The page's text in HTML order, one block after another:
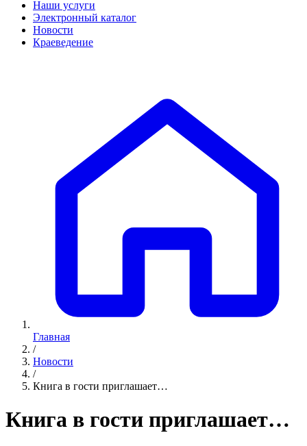
Наши услуги
Электронный каталог
Новости
Краеведение
Главная
/
Новости
/
Книга в гости приглашает…
Книга в гости приглашает…